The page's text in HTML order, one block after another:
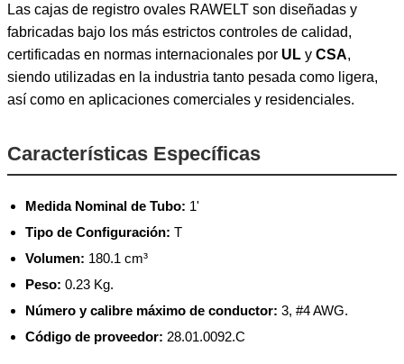
Las cajas de registro ovales RAWELT son diseñadas y
fabricadas bajo los más estrictos controles de calidad,
certificadas en normas internacionales por UL y CSA,
siendo utilizadas en la industria tanto pesada como ligera,
así como en aplicaciones comerciales y residenciales.
Características Específicas
Medida Nominal de Tubo: 1'
Tipo de Configuración: T
Volumen: 180.1 cm³
Peso: 0.23 Kg.
Número y calibre máximo de conductor: 3, #4 AWG.
Código de proveedor: 28.01.0092.C